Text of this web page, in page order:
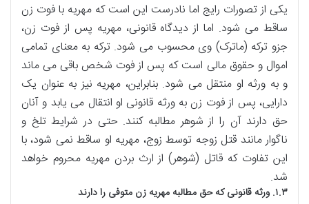
یکی از تصورات رایج اما نادرست این است که مهریه با فوت زن
ساقط می شود. اما از دیدگاه قانونی، مهریه پس از فوت زن،
جزو ترکه (ماترک) وی محسوب می شود. ترکه به معنای تمامی
اموال و حقوق مالی است که پس از فوت شخص باقی می ماند
و به ورثه او منتقل می شود. بنابراین، مهریه نیز به عنوان یک
دارایی، پس از فوت زن به ورثه قانونی او انتقال می یابد و آنان
حق دارند آن را از شوهر مطالبه کنند. حتی در شرایط تلخ و
ناگوار مانند قتل زوجه توسط زوج، مهریه او ساقط نمی شود، با
این تفاوت که قاتل (شوهر) از ارث بردن مهریه محروم خواهد
شد.
۱.۳. ورثه قانونی که حق مطالبه مهریه زن متوفی را دارند